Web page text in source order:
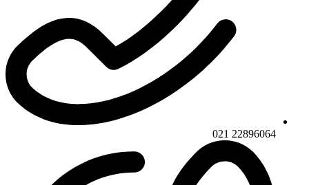
22896064 021